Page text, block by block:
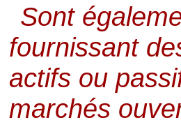
Sont
fournissant
actifs ou
marchés